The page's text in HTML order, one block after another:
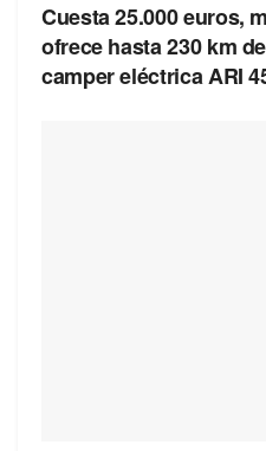
Cuesta 25.000 euros,
ofrece hasta 230 km
camper eléctrica ARI